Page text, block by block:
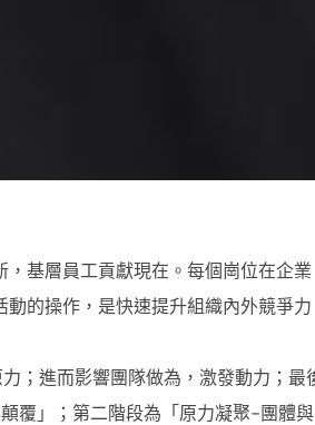
基層員工貢獻現在。每個崗位在企業
的操作，是快速提升組織內外競爭力
；進而影響團隊做為，激發動力；最
覆」；第二階段為「原力凝聚-團體與